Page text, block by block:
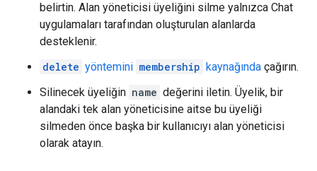
belirtin. Alan yöneticisi üyeliğini silme yalnızca Chat
uygulamaları tarafından oluşturulan alanlarda
desteklenir.
delete yöntemini membership kaynağında çağırın.
Silinecek üyeliğin name değerini iletin. Üyelik, bir
alandaki tek alan yöneticisine aitse bu üyeliği
silmeden önce başka bir kullanıcıyı alan yöneticisi
olarak atayın.